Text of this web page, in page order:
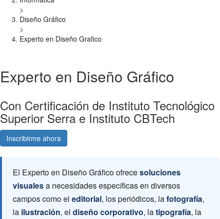
>
Diseño Gráfico
>
Experto en Diseño Grafico
Experto en Diseño Gráfico
Con Certificación de Instituto Tecnológico
Superior Serra e Instituto CBTech
Inscribirme ahora
El Experto en Diseño Gráfico ofrecesoluciones
visualesa necesidades específicas en diversos
campos como el editorial, los periódicos, lafotografía,
la ilustración, el diseño corporativo, latipografía, la